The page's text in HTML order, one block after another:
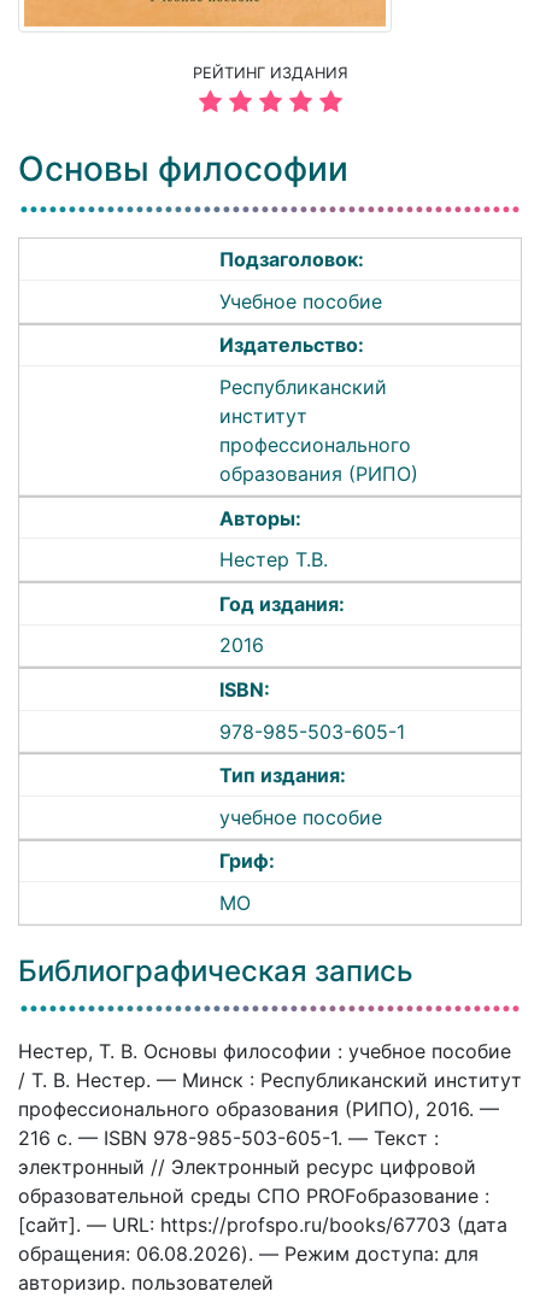
РЕЙТИНГ ИЗДАНИЯ
Основы философии
Подзаголовок:
Учебное пособие
Издательство:
Республиканский
институт
профессионального
образования (РИПО)
Авторы:
Нестер Т.В.
Год издания:
2016
ISBN:
978-985-503-605-1
Тип издания:
учебное пособие
Гриф:
МО
Библиографическая запись
Нестер, Т. В. Основы философии : учебное пособие
/ Т. В. Нестер. — Минск : Республиканский институт
профессионального образования (РИПО), 2016. —
216 c. — ISBN 978-985-503-605-1. — Текст :
электронный // Электронный ресурс цифровой
образовательной среды СПО PROFобразование :
[сайт]. — URL: https://profspo.ru/books/67703 (дата
обращения: 06.08.2026). — Режим доступа: для
авторизир. пользователей